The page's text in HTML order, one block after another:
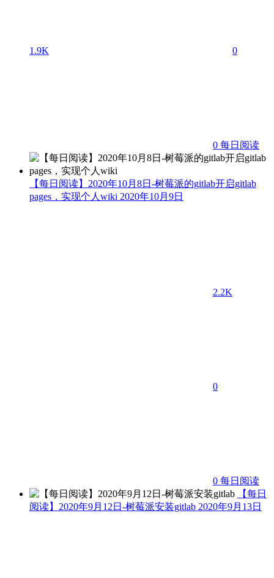
1.9K 0
0 每日阅读
【每日阅读】2020年10月8日-树莓派的gitlab开启gitlab
pages，实现个人wiki 2020年10月9日
2.2K
0
0 每日阅读
【每日
阅读】2020年9月12日-树莓派安装gitlab 2020年9月13日